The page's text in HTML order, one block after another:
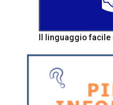
Il linguaggio